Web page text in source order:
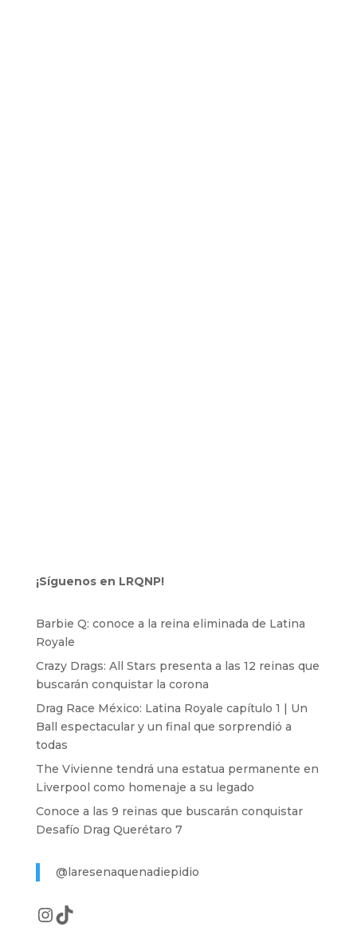
¡Síguenos en LRQNP!
Barbie Q: conoce a la reina eliminada de Latina
Royale
Crazy Drags: All Stars presenta a las 12 reinas que
buscarán conquistar la corona
Drag Race México: Latina Royale capítulo 1 | Un
Ball espectacular y un final que sorprendió a
todas
The Vivienne tendrá una estatua permanente en
Liverpool como homenaje a su legado
Conoce a las 9 reinas que buscarán conquistar
Desafío Drag Querétaro 7
@laresenaquenadiepidio
Instagram
TikTok